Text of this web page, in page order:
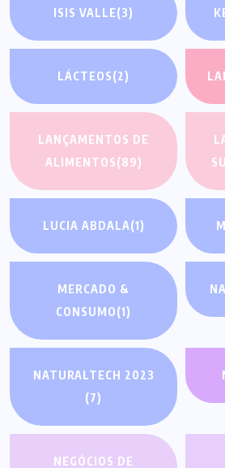
ISIS VALLE(3)
LÁCTEOS(2)
LANÇAMENTOS DE
ALIMENTOS(89)
LUCIA ABDALA(1)
MERCADO &
CONSUMO(1)
NATURALTECH 2023
(7)
NEGÓCIOS DE